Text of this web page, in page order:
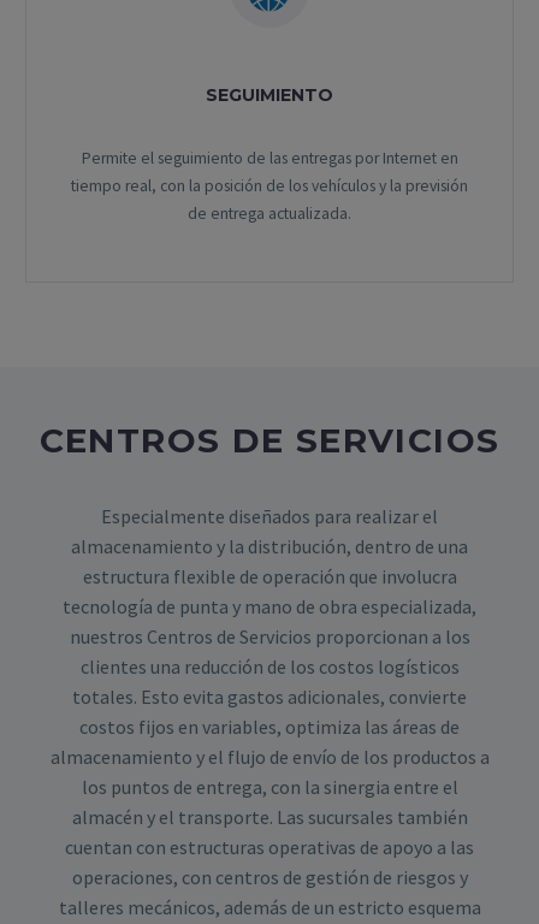
SEGUIMIENTO
Permite el seguimiento de las entregas por Internet en
tiempo real, con la posición de los vehículos y la previsión
de entrega actualizada.
CENTROS DE SERVICIOS
Especialmente diseñados para realizar el
almacenamiento y la distribución, dentro de una
estructura flexible de operación que involucra
tecnología de punta y mano de obra especializada,
nuestros Centros de Servicios proporcionan a los
clientes una reducción de los costos logísticos
totales. Esto evita gastos adicionales, convierte
costos fijos en variables, optimiza las áreas de
almacenamiento y el flujo de envío de los productos a
los puntos de entrega, con la sinergia entre el
almacén y el transporte. Las sucursales también
cuentan con estructuras operativas de apoyo a las
operaciones, con centros de gestión de riesgos y
talleres mecánicos, además de un estricto esquema